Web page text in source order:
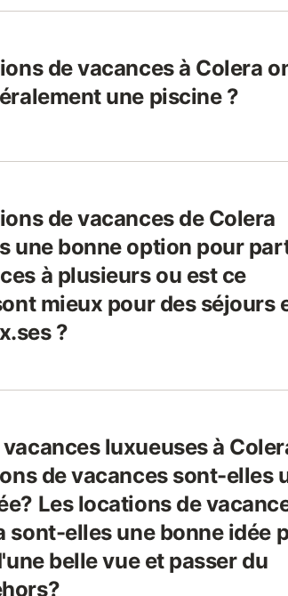
de vacances à Colera
une piscine ?
de vacances de Colera
une bonne option pour
à plusieurs ou est ce
mieux pour des séjours
?
luxueuses à
de vacances sont-elles
Les locations de
sont-elles une bonne idée
belle vue et passer du